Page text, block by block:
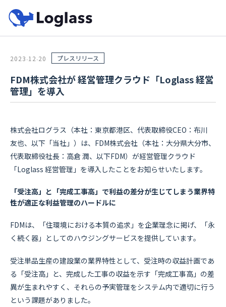
2023 .12 .20 プレスリリース
FDM株式会社が 経営管理クラウド「Loglass 経営
管理」を導入
株式会社ログラス（本社：東京都港区、代表取締役CEO：布川
友也、以下「当社」）は、FDM株式会社（本社：大分県大分市、
代表取締役社長：高倉 潤、以下FDM）が経営管理クラウド
「Loglass 経営管理」を導入したことをお知らせいたします。
「受注高」と「完成工事高」で利益の差分が生じてしまう業界特
性が適正な利益管理のハードルに
FDMは、「住環境における本質の追求」を企業理念に掲げ、「永
く続く器」としてのハウジングサービスを提供しています。
受注単品生産の建設業の業界特性として、受注時の収益計画であ
る「受注高」と、完成した工事の収益を示す「完成工事高」の差
異が生まれやすく、それらの予実管理をシステム内で適切に行う
という課題がありました。